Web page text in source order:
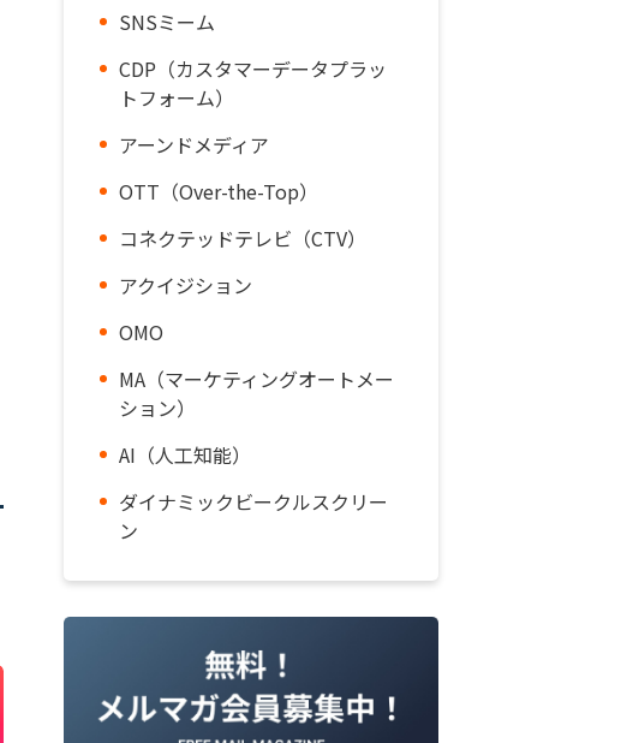
SNSミーム
CDP（カスタマーデータプラッ
トフォーム）
アーンドメディア
OTT（Over-the-Top）
コネクテッドテレビ（CTV）
アクイジション
OMO
MA（マーケティングオートメー
ション）
AI（人工知能）
ダイナミックビークルスクリー
ン